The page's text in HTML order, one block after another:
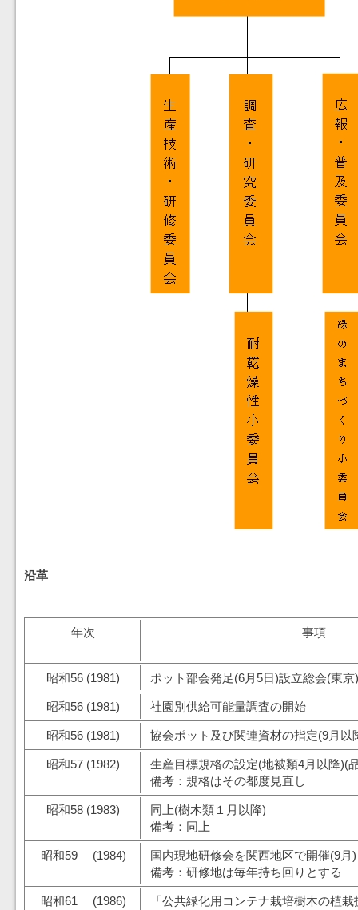
沿革
年次 事項
昭和56 (1981) ポット部会発足(6月5日)設立総会(東京)
昭和56 (1981) 社園別供給可能量調査の開始
昭和56 (1981) 協会ポット及び関連資材の指定(9月以
昭和57 (1982)
生産目標規格の設定(地被類4月以降)(
備考：規格はその都度見直し
昭和58 (1983)
同上(樹木類１月以降)
備考：同上
昭和59 (1984)
国内現地研修会を関西地区で開催(9月)
備考：研修地は毎年持ち回りとする
昭和61 (1986)
「公共緑化用コンテナ栽培樹木の植